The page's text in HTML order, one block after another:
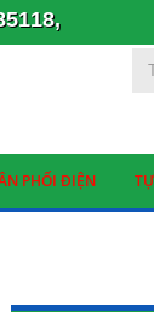
PHỐI ĐIỆN